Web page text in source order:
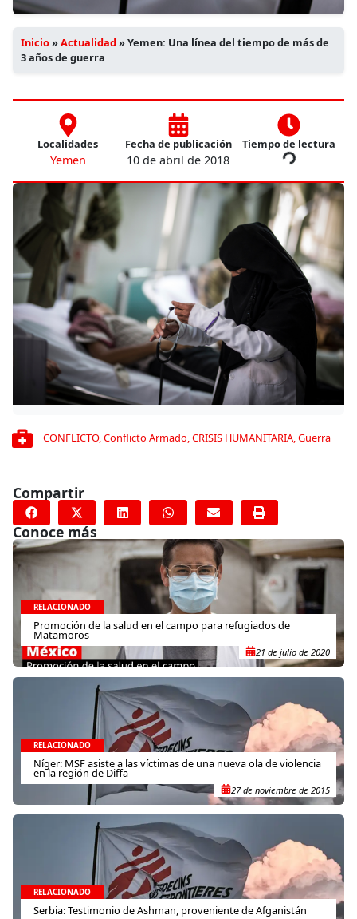
Inicio»Actualidad»Yemen: Una línea del tiempo de más de
3 años de guerra
Localidades
Yemen
Fecha de publicación
10 de abril de 2018
Tiempo de lectura
Calculando
CONFLICTO,Conflicto Armado,CRISIS HUMANITARIA,Guerra
Compartir
Conoce más
RELACIONADO
Promoción de la salud en el campo para refugiados de
Matamoros
21 de julio de 2020
RELACIONADO
Níger: MSF asiste a las víctimas de una nueva ola de violencia
en la región de Diffa
27 de noviembre de 2015
RELACIONADO
Serbia: Testimonio de Ashman, proveniente de Afganistán